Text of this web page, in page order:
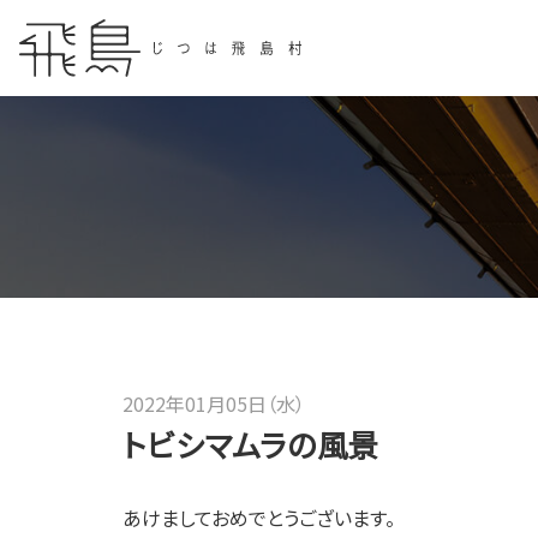
トビシマムラの風景
2022年01月05日（水）
あけましておめでとうございます。